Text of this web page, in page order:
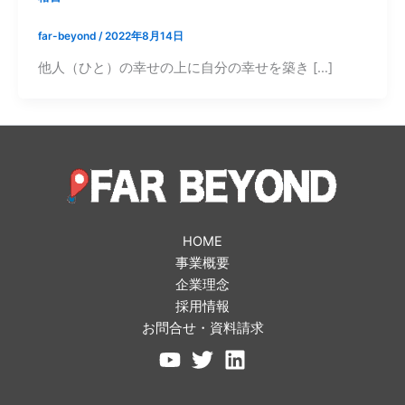
far-beyond /2022年8月14日
他人（ひと）の幸せの上に自分の幸せを築き […]
HOME
事業概要
企業理念
採用情報
お問合せ・資料請求